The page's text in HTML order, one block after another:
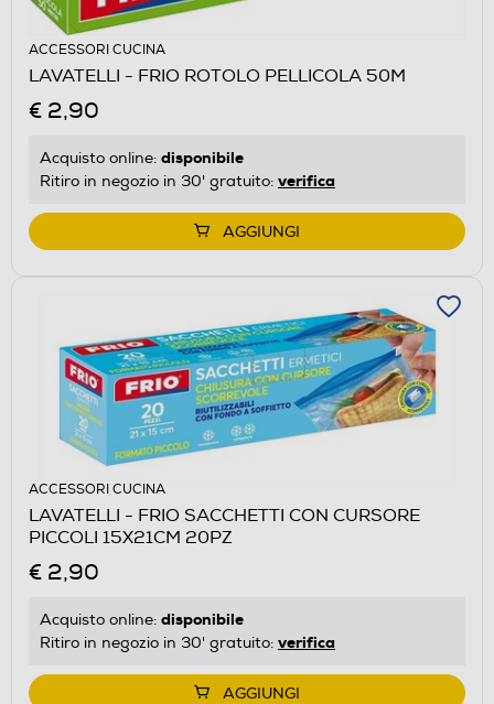
ACCESSORI CUCINA
LAVATELLI - FRIO ROTOLO PELLICOLA 50M
€ 2,90
Acquisto online: disponibile
Ritiro in negozio in 30' gratuito: verifica
AGGIUNGI
ACCESSORI CUCINA
LAVATELLI - FRIO SACCHETTI CON CURSORE
PICCOLI 15X21CM 20PZ
€ 2,90
Acquisto online: disponibile
Ritiro in negozio in 30' gratuito: verifica
AGGIUNGI